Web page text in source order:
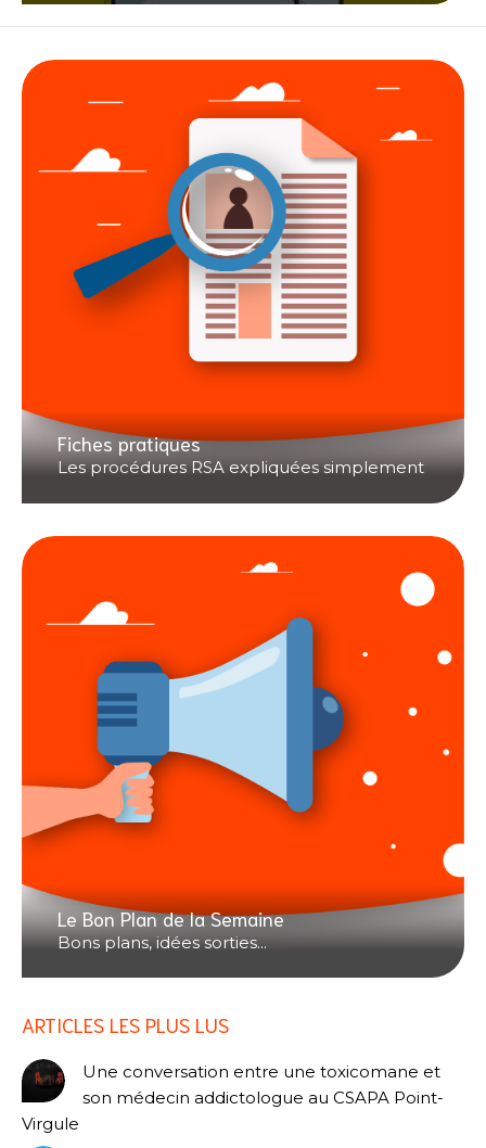
Fiches pratiques
Les procédures RSA expliquées simplement
Le Bon Plan de la Semaine
Bons plans, idées sorties...
ARTICLES LES PLUS LUS
Une conversation entre une toxicomane et
son médecin addictologue au CSAPA Point-
Virgule